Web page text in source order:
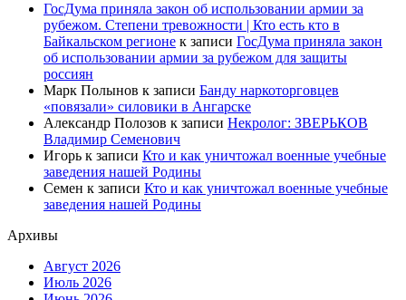
ГосДума приняла закон об использовании армии за
рубежом. Степени тревожности | Кто есть кто в
Байкальском регионе к записи ГосДума приняла закон
об использовании армии за рубежом для защиты
россиян
Марк Полынов к записи Банду наркоторговцев
«повязали» силовики в Ангарске
Александр Полозов к записи Некролог: ЗВЕРЬКОВ
Владимир Семенович
Игорь к записи Кто и как уничтожал военные учебные
заведения нашей Родины
Семен к записи Кто и как уничтожал военные учебные
заведения нашей Родины
Архивы
Август 2026
Июль 2026